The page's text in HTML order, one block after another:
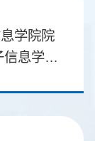
学院院
息学科